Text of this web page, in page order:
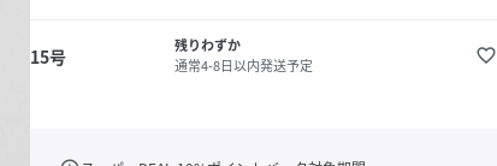
15号
残りわずか
通常4-8日以内発送予定
favorite_border